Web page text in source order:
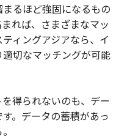
るほど強固になるもの
れば、さまざまなマッ
ィングアジアなら、イ
切なマッチングが可能
得られないのも、デー
。データの蓄積があっ